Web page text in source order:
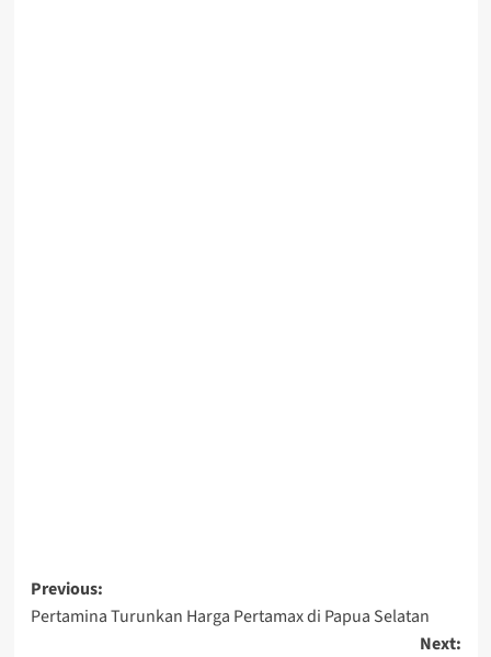
Post
navigation
Previous:
Pertamina Turunkan Harga Pertamax di Papua Selatan
Next: